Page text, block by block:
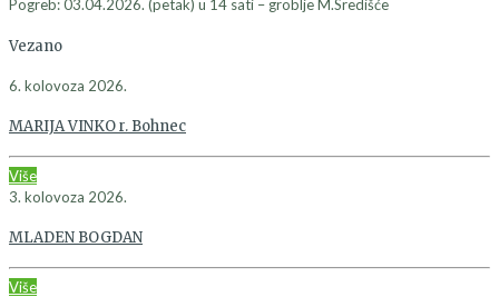
Pogreb: 03.04.2026. (petak) u 14 sati – groblje M.Središće
Vezano
6. kolovoza 2026.
MARIJA VINKO r. Bohnec
Više
3. kolovoza 2026.
MLADEN BOGDAN
Više